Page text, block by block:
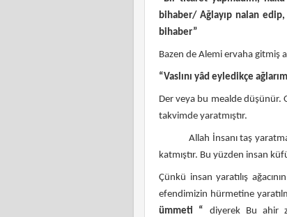
bihaber/ Ağlayıp nalan
bihaber”
Bazen de Alemi ervaha gitmiş
“Vaslını yâd eyledikçe
Der veya bu mealde düşünür.
takvimde yaratmıştır.
Allah İnsanı taş
katmıştır. Bu yüzden insan
Çünkü insan yaratılış
efendimizin hürmetine
ümmeti “ diyerek Bu ahir